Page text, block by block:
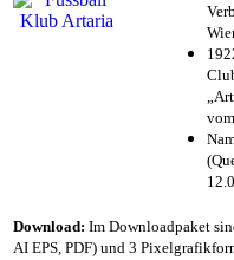
Download: Im Downloadpaket
AI EPS, PDF) und 3